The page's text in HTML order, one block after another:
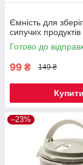
Ємність для
сипучих
Готово до
99 ₴ 149 ₴
Купити
–23%